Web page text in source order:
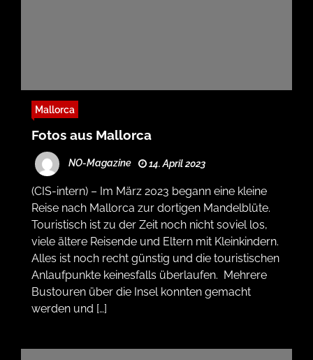
Mallorca
Fotos aus Mallorca
NO-Magazine 14. April 2023
(CIS-intern) – Im März 2023 begann eine kleine
Reise nach Mallorca zur dortigen Mandelblüte.
Touristisch ist zu der Zeit noch nicht soviel los,
viele ältere Reisende und Eltern mit Kleinkindern.
Alles ist noch recht günstig und die touristischen
Anlaufpunkte keinesfalls überlaufen. Mehrere
Bustouren über die Insel konnten gemacht
werden und […]